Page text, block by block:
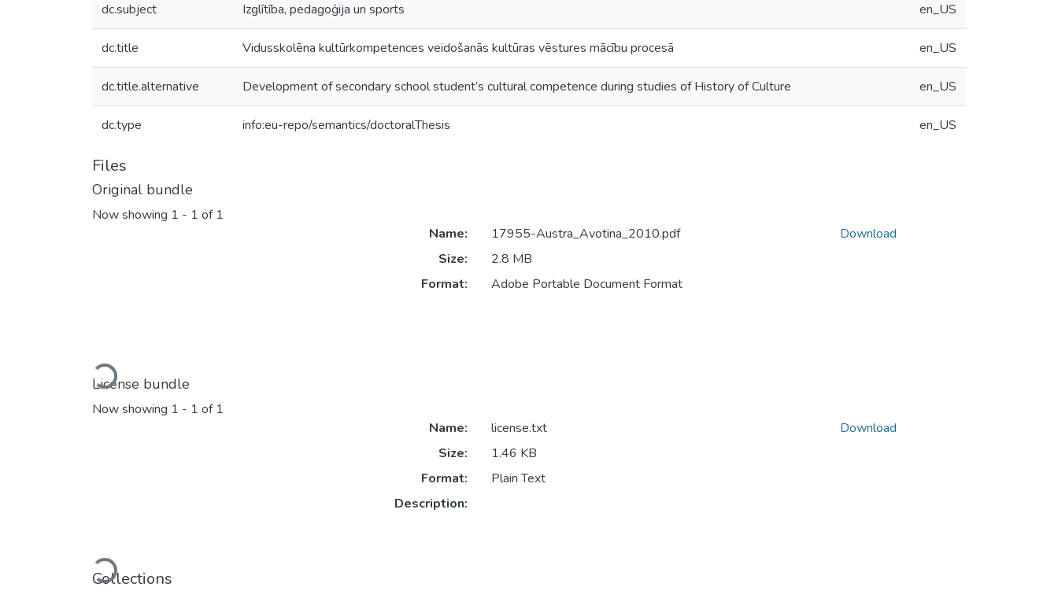
dc.subject Izglītība, pedagoģija un sports en_US
dc.title Vidusskolēna kultūrkompetences veidošanās kultūras vēstures mācību procesā en_US
dc.title.alternative Development of secondary school student’s cultural competence during studies of History of Culture en_US
dc.type info:eu-repo/semantics/doctoralThesis en_US
Files
Original bundle
Now showing 1 - 1 of 1
Loading...
Name:
17955-Austra_Avotina_2010.pdf
Size:
2.8 MB
Format:
Adobe Portable Document Format
Download
License bundle
Now showing 1 - 1 of 1
Loading...
Name:
license.txt
Size:
1.46 KB
Format:
Plain Text
Description:
Download
Collections